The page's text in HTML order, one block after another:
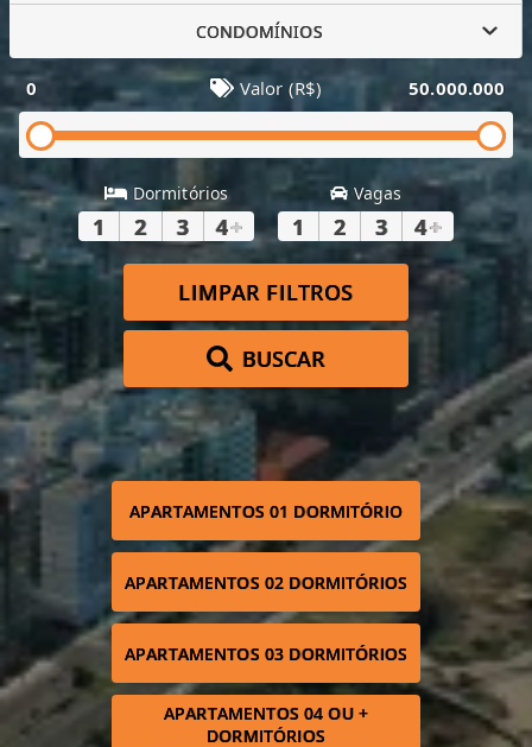
CONDOMÍNIOS
0 Valor (R$) 50.000.000
Dormitórios
1 2 3 4+
Vagas
1 2 3 4+
LIMPAR FILTROS
BUSCAR
APARTAMENTOS 01 DORMITÓRIO
APARTAMENTOS 02 DORMITÓRIOS
APARTAMENTOS 03 DORMITÓRIOS
APARTAMENTOS 04 OU +
DORMITÓRIOS